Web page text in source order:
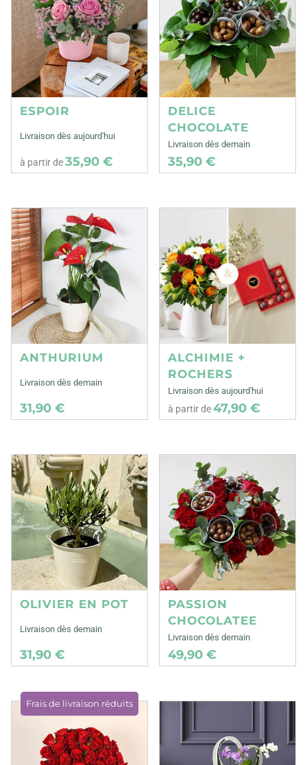
ESPOIR
Livraison dès aujourd'hui
à partir de35,90 €
DELICE
CHOCOLATE
Livraison dès demain
35,90 €
ANTHURIUM
Livraison dès demain
31,90 €
ALCHIMIE +
ROCHERS
Livraison dès aujourd'hui
à partir de47,90 €
OLIVIER EN POT
Livraison dès demain
31,90 €
PASSION
CHOCOLATEE
Livraison dès demain
49,90 €
Frais de livraison réduits